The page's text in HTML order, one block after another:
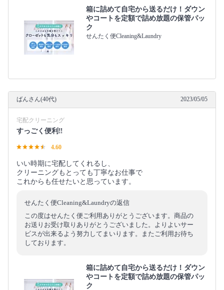
箱に詰めて自宅から送るだけ！ダウン
やコートを定額で詰め放題の保管パッ
ク
せんたく便Cleaning&Laundry
ばんさん(40代) 2023/05/05
宅配クリーニング
すっごく便利‼︎
4.60
いい時期に宅配してくれるし、
クリーニングもとっても丁寧なお仕事で
これからも任せたいと思っています。
せんたく便Cleaning&Laundryの返信
この度はせんたく便ご利用ありがとうございます。商品の
お送りお受け取りありがとうございました。よりよいサー
ビスが出来るよう努力してまいります。またご利用お待ち
しております。
箱に詰めて自宅から送るだけ！ダウン
やコートを定額で詰め放題の保管パッ
ク